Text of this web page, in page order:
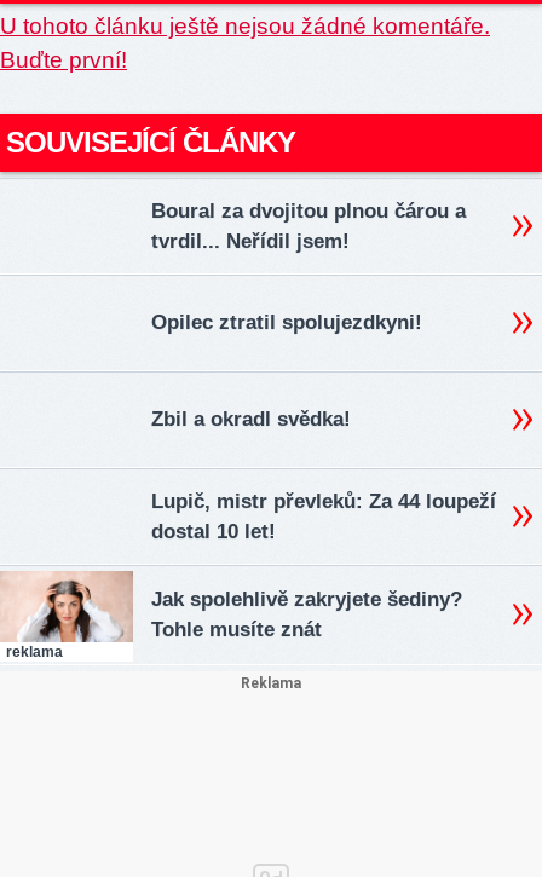
U tohoto článku ještě nejsou žádné komentáře.
Buďte první!
SOUVISEJÍCÍ ČLÁNKY
Boural za dvojitou plnou čárou a
tvrdil... Neřídil jsem!
Opilec ztratil spolujezdkyni!
Zbil a okradl svědka!
Lupič, mistr převleků: Za 44 loupeží
dostal 10 let!
reklama
Jak spolehlivě zakryjete šediny?
Tohle musíte znát